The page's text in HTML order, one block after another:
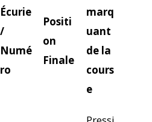
Écurie
/
Numé
ro
Positi
on
Finale
marq
uant
de la
cours
e